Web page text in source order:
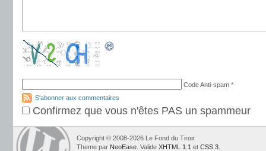
Code Anti-spam *
S'abonner aux commentaires
Confirmez que vous n'êtes PAS un spammeur
Copyright © 2008-2026 Le Fond du Tiroir
Theme par NeoEase . Valide XHTML 1.1 et CSS 3